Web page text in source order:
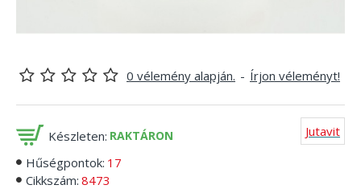
0 vélemény alapján. - Írjon véleményt!
Készleten: RAKTÁRON
Hűségpontok: 17
Cikkszám: 8473
Jutavit